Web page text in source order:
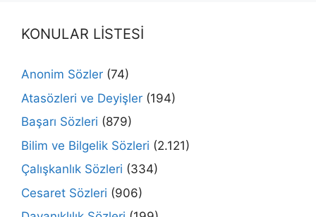
KONULAR LİSTESİ
Anonim Sözler (74)
Atasözleri ve Deyişler (194)
Başarı Sözleri (879)
Bilim ve Bilgelik Sözleri (2.121)
Çalışkanlık Sözleri (334)
Cesaret Sözleri (906)